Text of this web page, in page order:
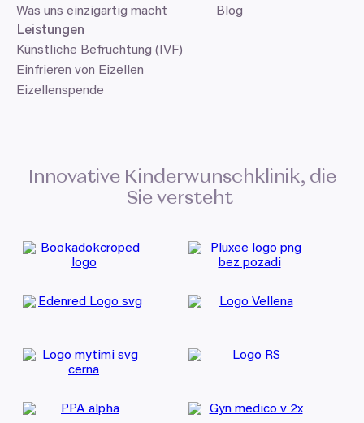
Was uns einzigartig macht
Leistungen
Künstliche Befruchtung (IVF)
Eizellenspende
Einfrieren von Eizellen
Blog
Innovative Kinderwunschklinik, die
Sie versteht